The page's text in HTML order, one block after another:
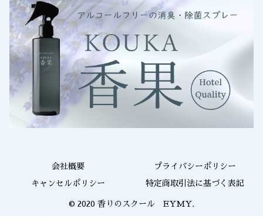
会社概要 プライバシーポリシー
キャンセルポリシー 特定商取引法に基づく表記
© 2020 香りのスクール EYMY.